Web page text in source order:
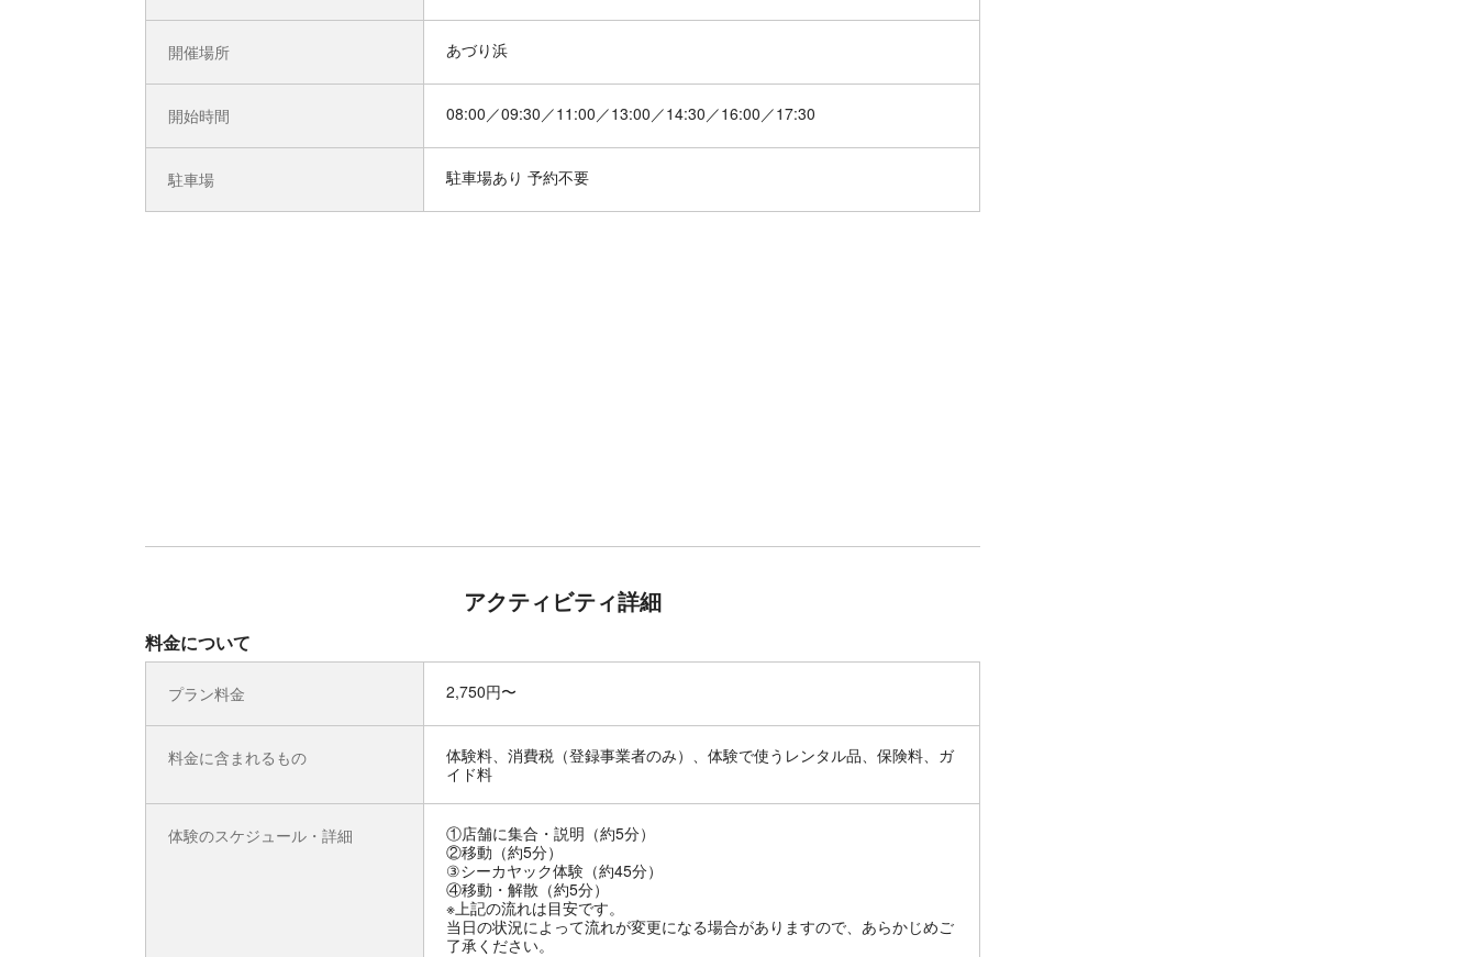
開催場所 あづり浜
開始時間 08:00／09:30／11:00／13:00／14:30／16:00／17:30
駐車場 駐車場あり 予約不要
アクティビティ詳細
料金について
プラン料金 2,750円〜
料金に含まれるもの
体験料、消費税（登録事業者のみ）、体験で使うレンタル品、保険料、ガ
イド料
体験のスケジュール・詳細
①店舗に集合・説明（約5分）
②移動（約5分）
③シーカヤック体験（約45分）
④移動・解散（約5分）
※上記の流れは目安です。
当日の状況によって流れが変更になる場合がありますので、あらかじめご
了承ください。